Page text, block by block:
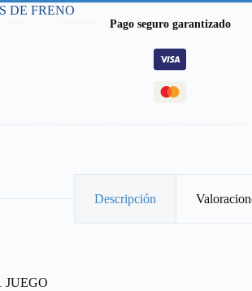
DE FRENO
Pago seguro garantizado
Descripción
JUEGO